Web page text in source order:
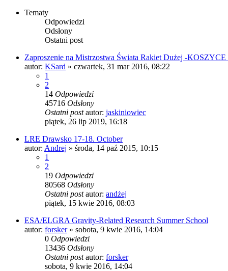
Tematy
Odpowiedzi
Odsłony
Ostatni post
Zaproszenie na Mistrzostwa Świata Rakiet Dużej -KOSZYCE
autor: KSard » czwartek, 31 mar 2016, 08:22
1
2
14 Odpowiedzi
45716 Odsłony
Ostatni postautor: jaskiniowiec
piątek, 26 lip 2019, 16:18
LRE Drawsko 17-18. October
autor: Andrej » środa, 14 paź 2015, 10:15
1
2
19 Odpowiedzi
80568 Odsłony
Ostatni postautor: andżej
piątek, 15 kwie 2016, 08:03
ESA/ELGRA Gravity-Related Research Summer School
autor: forsker» sobota, 9 kwie 2016, 14:04
0 Odpowiedzi
13436 Odsłony
Ostatni postautor: forsker
sobota, 9 kwie 2016, 14:04